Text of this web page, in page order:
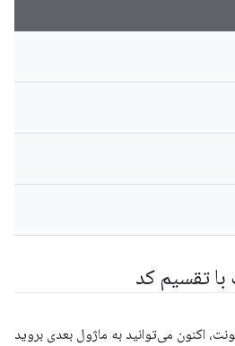
کد
می‌توانید به ماژول بعدی بروید